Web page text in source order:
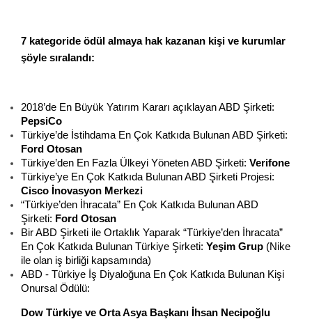
7 kategoride ödül almaya hak kazanan kişi ve kurumlar
şöyle sıralandı:
2018’de En Büyük Yatırım Kararı açıklayan ABD Şirketi:
PepsiCo
Türkiye’de İstihdama En Çok Katkıda Bulunan ABD Şirketi:
Ford Otosan
Türkiye’den En Fazla Ülkeyi Yöneten ABD Şirketi: Verifone
Türkiye’ye En Çok Katkıda Bulunan ABD Şirketi Projesi:
Cisco İnovasyon Merkezi
“Türkiye’den İhracata” En Çok Katkıda Bulunan ABD
Şirketi: Ford Otosan
Bir ABD Şirketi ile Ortaklık Yaparak “Türkiye’den İhracata”
En Çok Katkıda Bulunan Türkiye Şirketi: Yeşim Grup (Nike
ile olan iş birliği kapsamında)
ABD - Türkiye İş Diyaloğuna En Çok Katkıda Bulunan Kişi
Onursal Ödülü:
Dow Türkiye ve Orta Asya Başkanı İhsan Necipoğlu